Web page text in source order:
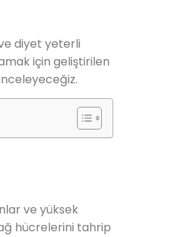
diyet yeterli
için geliştirilen
ve yüksek
hücrelerini tahrip